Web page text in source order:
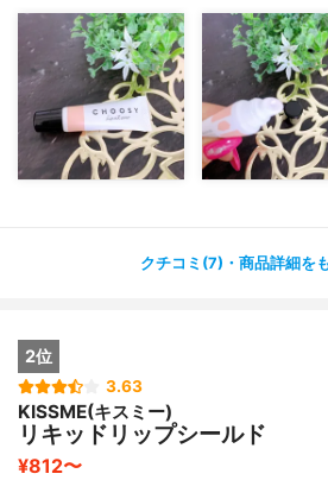
そんな中「リップオイルコート」は
うるおい・発色のWキープでくち
サラッとしてるけど、やっぱりリ
ャーで
もう塗ったら、顔までプリンセスに
この感覚やめられない～～い♫
口紅の上から塗っておくだけで
食べても、飲んでも色褪せる事もな
クチコミ(7)・商品詳細を
2位
3.63
KISSME(キスミー)
リキッドリップシールド
¥812〜